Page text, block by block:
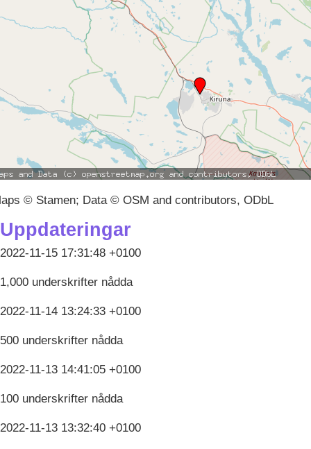
© Stamen; Data © OSM and contributors, ODbL
Uppdateringar
2022-11-15 17:31:48 +0100
1,000 underskrifter nådda
2022-11-14 13:24:33 +0100
500 underskrifter nådda
2022-11-13 14:41:05 +0100
100 underskrifter nådda
2022-11-13 13:32:40 +0100